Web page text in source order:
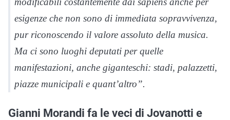
esigenze che non sono di immediata sopravvivenza,
pur riconoscendo il valore assoluto della musica.
Ma ci sono luoghi deputati per quelle
manifestazioni, anche giganteschi: stadi, palazzetti,
piazze municipali e quant’altro”.
Gianni Morandi fa le veci di Jovanotti e